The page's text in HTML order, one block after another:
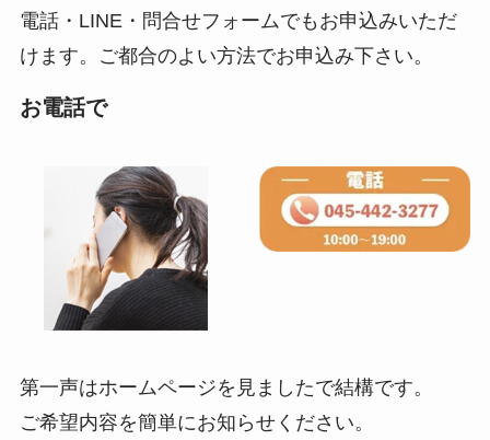
電話・LINE・問合せフォームでもお申込みいただ
けます。ご都合のよい方法でお申込み下さい。
お電話で
第一声はホームページを見ましたで結構です。
ご希望内容を簡単にお知らせください。